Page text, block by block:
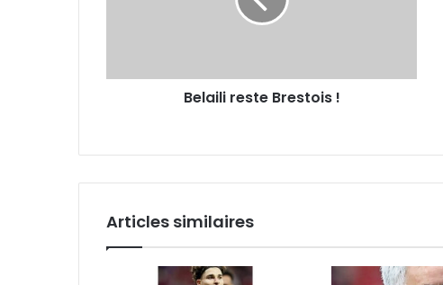
Belaili reste Brestois !
Articles similaires